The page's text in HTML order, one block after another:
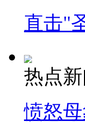
直击"
热点
愤怒